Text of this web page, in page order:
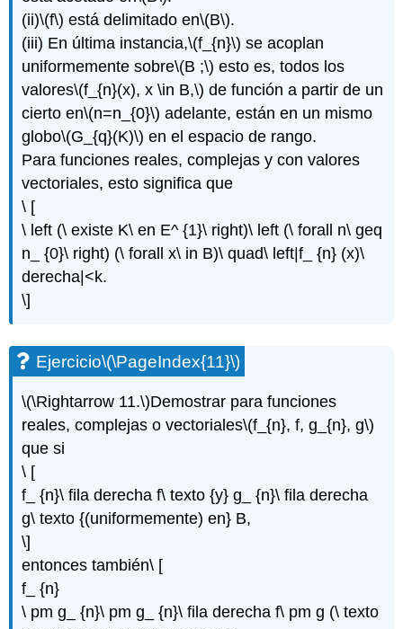
(ii)\(f\) está delimitado en\(B\).
(iii) En última instancia,\(f_{n}\) se acoplan
uniformemente sobre\(B ;\) esto es, todos los
valores\(f_{n}(x), x \in B,\) de función a partir de un
cierto en\(n=n_{0}\) adelante, están en un mismo
globo\(G_{q}(K)\) en el espacio de rango.
Para funciones reales, complejas y con valores
vectoriales, esto significa que
\ [
\ left (\ existe K\ en E^ {1}\ right)\ left (\ forall n\ geq
n_ {0}\ right) (\ forall x\ in B)\ quad\ left|f_ {n} (x)\
derecha|<k.
\]
Ejercicio\(\PageIndex{11}\)
\(\Rightarrow 11.\)Demostrar para funciones
reales, complejas o vectoriales\(f_{n}, f, g_{n}, g\)
que si
\ [
f_ {n}\ fila derecha f\ texto {y} g_ {n}\ fila derecha
g\ texto {(uniformemente) en} B,
\]
entonces también\ [
f_ {n}
\ pm g_ {n}\ pm g_ {n}\ fila derecha f\ pm g (\ texto